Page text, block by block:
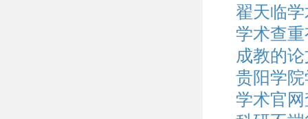
翟天临
学术查
成教的
贵阳学
学术官